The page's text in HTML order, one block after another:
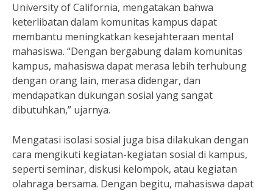
University of California, mengatakan bahwa
keterlibatan dalam komunitas kampus dapat
membantu meningkatkan kesejahteraan mental
mahasiswa. “Dengan bergabung dalam komunitas
kampus, mahasiswa dapat merasa lebih terhubung
dengan orang lain, merasa didengar, dan
mendapatkan dukungan sosial yang sangat
dibutuhkan,” ujarnya.
Mengatasi isolasi sosial juga bisa dilakukan dengan
cara mengikuti kegiatan-kegiatan sosial di kampus,
seperti seminar, diskusi kelompok, atau kegiatan
olahraga bersama. Dengan begitu, mahasiswa dapat